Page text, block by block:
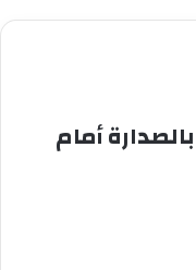
أمام